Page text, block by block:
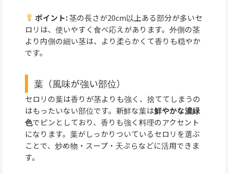
ポイント:茎の長さが20cm以上ある部分が多いセ
ロリは、使いやすく食べ応えがあります。外側の茎
より内側の細い茎は、より柔らかくて香りも穏やか
です。
葉（風味が強い部位）
セロリの葉は香りが茎よりも強く、捨ててしまうの
はもったいない部位です。新鮮な葉は鮮やかな濃緑
色でピンとしており、香りも強く料理のアクセント
になります。葉がしっかりついているセロリを選ぶ
ことで、炒め物・スープ・天ぷらなどに活用できま
す。